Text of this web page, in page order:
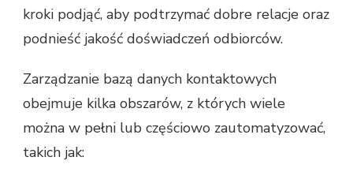
kroki podjąć, aby podtrzymać dobre relacje oraz
podnieść jakość doświadczeń odbiorców.
Zarządzanie bazą danych kontaktowych
obejmuje kilka obszarów, z których wiele
można w pełni lub częściowo zautomatyzować,
takich jak: